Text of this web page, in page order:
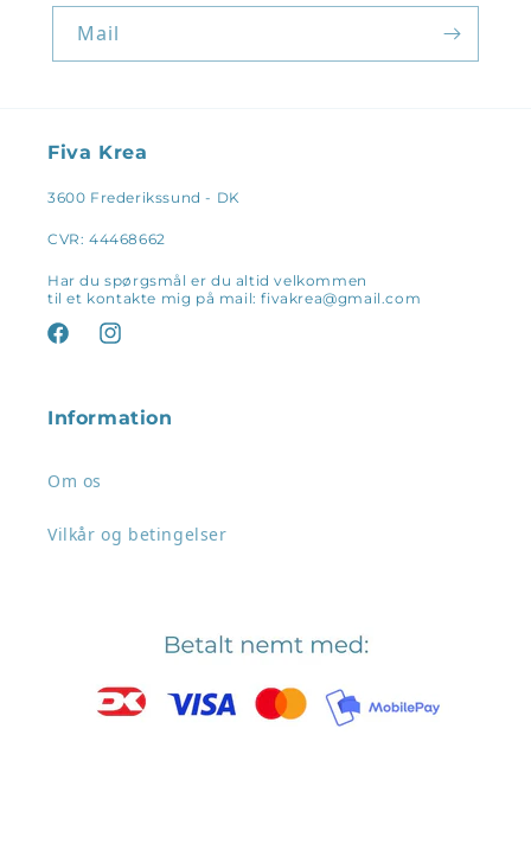
Mail
Fiva Krea
3600 Frederikssund - DK
CVR: 44468662
Har du spørgsmål er du altid velkommen
til et kontakte mig på mail: fivakrea@gmail.com
FacebookInstagram
Information
Om os
Vilkår og betingelser
Log ind på din konto for at tilføje produkter til
din ønskeliste og se dine tidligere gemte varer.